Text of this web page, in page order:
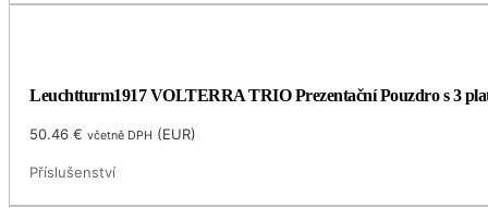
Leuchtturm1917 VOLTERRA TRIO Prezentační Pouzdro s 3
50.46€ včetně DPH (EUR)
Příslušenství